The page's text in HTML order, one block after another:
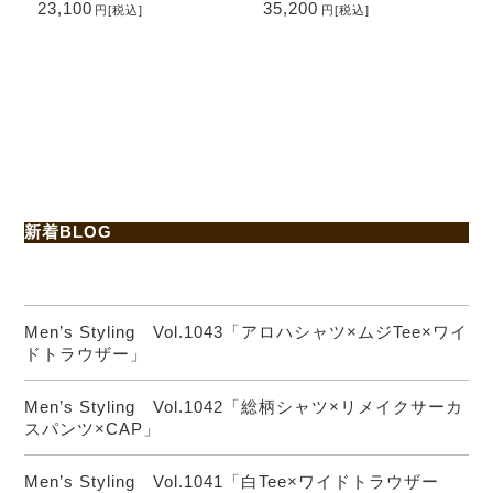
A2
23,100 円 [税込] 35,200 円 [税込]
新着BLOG
Men’s Styling Vol.1043「アロハシャツ×ムジTee×ワイ
ドトラウザー」
Men’s Styling Vol.1042「総柄シャツ×リメイクサーカ
スパンツ×CAP」
Men’s Styling Vol.1041「白Tee×ワイドトラウザー